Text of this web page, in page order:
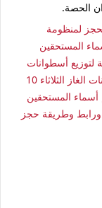
الحصة.
لمنظومة
المستحقين
اليومية لتوزيع أسطوانات
أسماء المستحقين لأسطوانات الغاز الثلاثاء 10
أسماء المستحقين
لاستلام أسطوانات الغاز هذا الاسبوع مارس 2026 ورابط وطريقة حجز